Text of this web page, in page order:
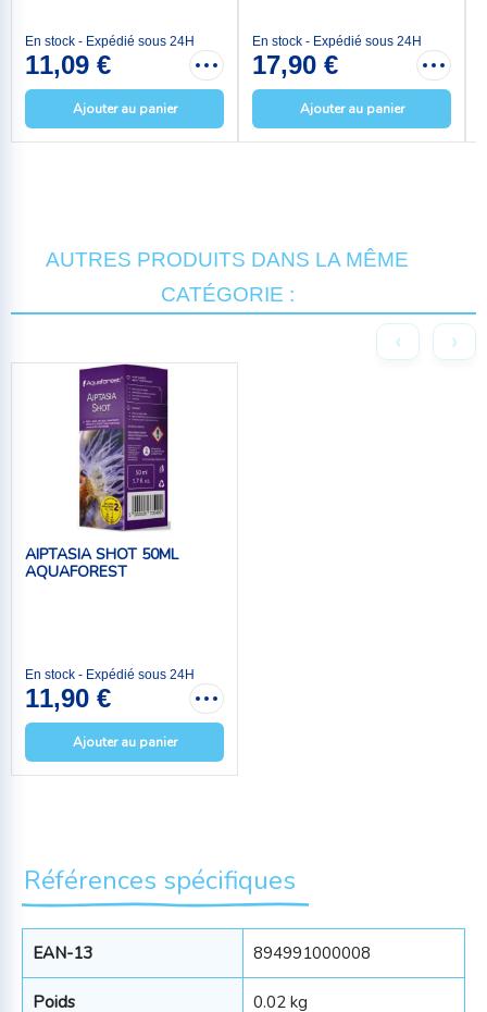
En stock - Expédié sous 24H
11,09 €
Ajouter au panier
En stock - Expédié sous 24H
17,90 €
Ajouter au panier
AUTRES PRODUITS DANS LA MÊME
CATÉGORIE :
‹ ›
AIPTASIA SHOT 50ML
AQUAFOREST
En stock - Expédié sous 24H
11,90 €
Ajouter au panier
Références spécifiques
EAN-13 894991000008
Poids 0.02 kg